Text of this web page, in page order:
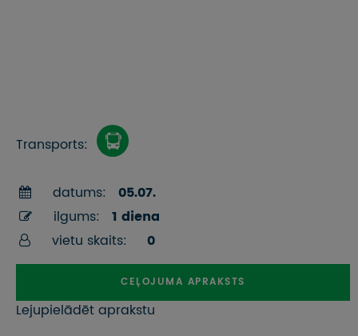
Transports:
datums:
05.07.
ilgums:
1 diena
vietu skaits:
0
CEĻOJUMA APRAKSTS
Lejupielādēt aprakstu